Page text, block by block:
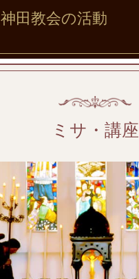
神田教会の活動
ミサ・講座